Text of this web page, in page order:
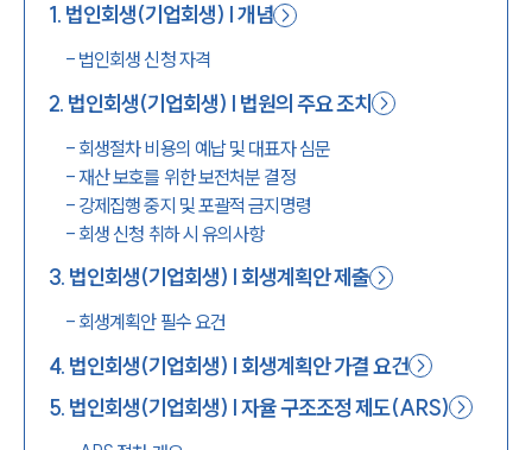
1. 법인회생(기업회생) | 개념
- 법인회생 신청 자격
2. 법인회생(기업회생) | 법원의 주요 조치
- 회생절차 비용의 예납 및 대표자 심문
- 재산 보호를 위한 보전처분 결정
- 강제집행 중지 및 포괄적 금지명령
- 회생 신청 취하 시 유의사항
3. 법인회생(기업회생) | 회생계획안 제출
- 회생계획안 필수 요건
4. 법인회생(기업회생) | 회생계획안 가결 요건
5. 법인회생(기업회생) | 자율 구조조정 제도(ARS)